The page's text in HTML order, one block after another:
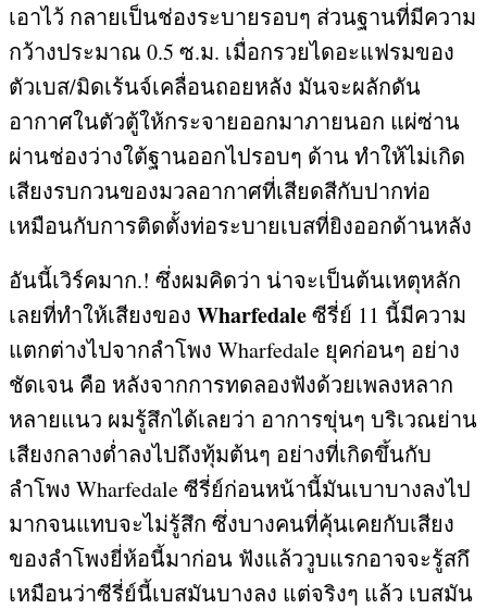
เอาไว้ กลายเป็นช่องระบายรอบๆ ส่วนฐานที่มีความ
กว้างประมาณ 0.5 ซ.ม. เมื่อกรวยไดอะแฟรมของ
ตัวเบส/มิดเร้นจ์เคลื่อนถอยหลัง มันจะผลักดัน
อากาศในตัวตู้ให้กระจายออกมาภายนอก แผ่ซ่าน
ผ่านช่องว่างใต้ฐานออกไปรอบๆ ด้าน ทำให้ไม่เกิด
เสียงรบกวนของมวลอากาศที่เสียดสีกับปากท่อ
เหมือนกับการติดตั้งท่อระบายเบสที่ยิงออกด้านหลัง
อันนี้เวิร์คมาก.! ซึ่งผมคิดว่า น่าจะเป็นต้นเหตุหลัก
เลยที่ทำให้เสียงของ Wharfedaleซีรี่ย์ 11 นี้มีความ
แตกต่างไปจากลำโพง Wharfedale ยุคก่อนๆ อย่าง
ชัดเจน คือ หลังจากการทดลองฟังด้วยเพลงหลาก
หลายแนว ผมรู้สึกได้เลยว่า อาการขุ่นๆ บริเวณย่าน
เสียงกลางต่ำลงไปถึงทุ้มต้นๆ อย่างที่เกิดขึ้นกับ
ลำโพง Wharfedaleซีรี่ย์ก่อนหน้านี้มันเบาบางลงไป
มากจนแทบจะไม่รู้สึก ซึ่งบางคนที่คุ้นเคยกับเสียง
ของลำโพงยี่ห้อนี้มาก่อน ฟังแล้ววูบแรกอาจจะรู้สกึ
เหมือนว่าซีรี่ย์นี้เบสมันบางลง แต่จริงๆ แล้ว เบสมัน